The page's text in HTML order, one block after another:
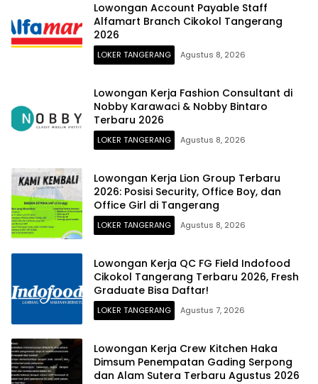
Lowongan Account Payable Staff
Alfamart Branch Cikokol Tangerang
2026
LOKER TANGERANG Agustus 8, 2026
Lowongan Kerja Fashion Consultant di
Nobby Karawaci & Nobby Bintaro
Terbaru 2026
LOKER TANGERANG Agustus 8, 2026
Lowongan Kerja Lion Group Terbaru
2026: Posisi Security, Office Boy, dan
Office Girl di Tangerang
LOKER TANGERANG Agustus 8, 2026
Lowongan Kerja QC FG Field Indofood
Cikokol Tangerang Terbaru 2026, Fresh
Graduate Bisa Daftar!
LOKER TANGERANG Agustus 7, 2026
Lowongan Kerja Crew Kitchen Haka
Dimsum Penempatan Gading Serpong
dan Alam Sutera Terbaru Agustus 2026